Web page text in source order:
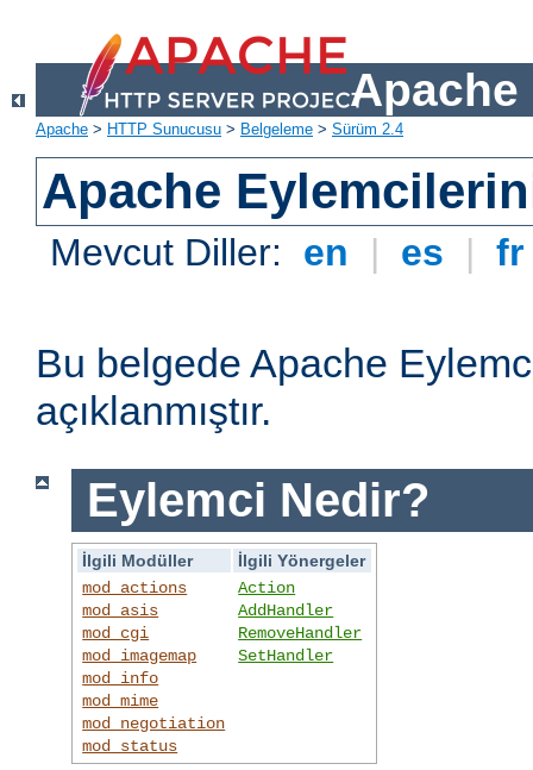
Apache
Apache > HTTP Sunucusu > Belgeleme > Sürüm 2.4
Apache
Mevcut Diller: en | es |
Bu belgede Apache
açıklanmıştır.
Eylemci Nedir?
İlgili Modüller
İlgili Yönergeler
mod_actions
mod_asis
mod_cgi
mod_imagemap
mod_info
mod_mime
mod_negotiation
mod_status
Action
AddHandler
RemoveHandler
SetHandler